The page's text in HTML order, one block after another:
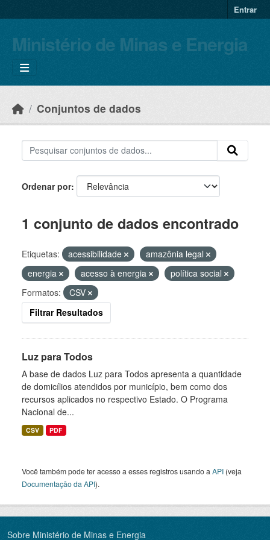
Entrar
Ministério de Minas e Energia
Conjuntos de dados
Ordenar por
1 conjunto de dados encontrado
Etiquetas: acessibilidade
amazônia legal
energia
acesso à energia
política social
Formatos:
CSV
Filtrar Resultados
Luz para Todos
A base de dados Luz para Todos apresenta a quantidade
de domicílios atendidos por município, bem como dos
recursos aplicados no respectivo Estado. O Programa
Nacional de...
CSV PDF
Você também pode ter acesso a esses registros usando a API (veja
Documentação da API).
Sobre Ministério de Minas e Energia